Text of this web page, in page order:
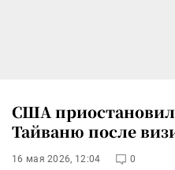
США
Тайваню после
16 мая 2026, 12:04 0